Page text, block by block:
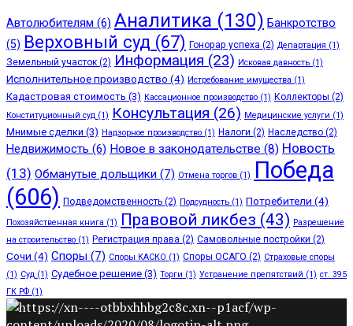
Автолюбителям (6) Аналитика (130) Банкротство
(5) Верховный суд (67) Гонорар успеха (2) Департация (1)
Земельный участок (2) Информация (23) Исковая давность (1)
Исполнительное производство (4) Истребование имущества (1)
Кадастровая стоимость (3) Кассационное производство (1) Коллекторы (2)
Конституционный суд (1) Консультация (26) Медицинские услуги (1)
Мнимые сделки (3) Надзорное производство (1) Налоги (2) Наследство (2)
Недвижимость (6) Новое в законодательстве (8) Новость
(13) Обманутые дольщики (7) Отмена торгов (1)
Победа
(606) Подведомственность (2) Подсудность (1) Потребители (4)
Похозяйственная книга (1) Правовой ликбез (43) Разрешение
на строительство (1) Регистрация права (2) Самовольные постройки (2)
Сочи (4) Споры (7) Споры КАСКО (1) Споры ОСАГО (2) Страховые споры
(1) Суд (1) Судебное решение (3) Торги (1) Устранение препятствий (1) ст. 395
ГК РФ (1)